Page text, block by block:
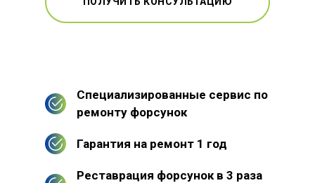
Специализированные сервис по
ремонту форсунок
Гарантия на ремонт 1 год
Реставрация форсунок в 3 раза